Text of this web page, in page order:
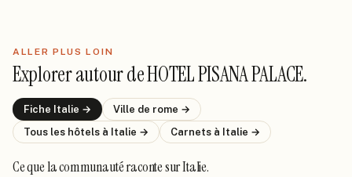
ALLER PLUS LOIN
Explorer autour deHOTEL PISANA PALACE.
Fiche Italie → Ville de rome →
Tous les hôtels à Italie → Carnets à Italie →
Ce que la communauté racontesur Italie.